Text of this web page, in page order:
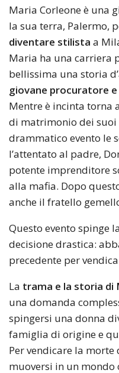
Maria Corleone è una
la sua terra, Palermo,
diventare stilista a
Maria ha una carriera
bellissima una storia
giovane procuratore
Mentre è incinta torna
di matrimonio dei
drammatico evento le
l’attentato al padre,
potente imprenditore
alla mafia. Dopo
anche il fratello
Questo evento spinge
decisione drastica:
precedente per
La trama e la storia di
una domanda
spingersi una donna
famiglia di origine e
Per vendicare la
muoversi in un